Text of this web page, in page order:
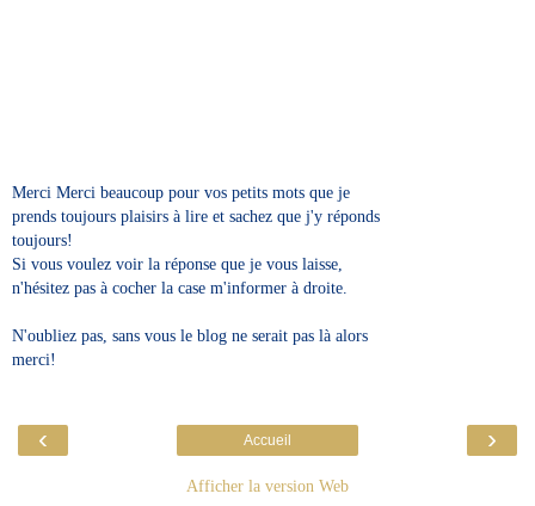
Merci Merci beaucoup pour vos petits mots que je
prends toujours plaisirs à lire et sachez que j'y réponds
toujours!
Si vous voulez voir la réponse que je vous laisse,
n'hésitez pas à cocher la case m'informer à droite.
N'oubliez pas, sans vous le blog ne serait pas là alors
merci!
‹ ›
Accueil
Afficher la version Web